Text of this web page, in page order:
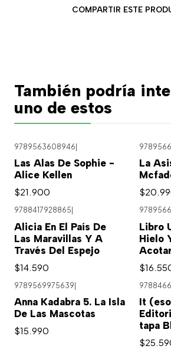
COMPARTIR ESTE
También podría
uno de estos
9789563608946
Las Alas De Sophie -
Alice Kellen
$21.900
La
9788417928865
Alicia En El País De
Las Maravillas Y A
Través Del Espejo
$14.590
Libro
Hielo
9789569975639
Anna Kadabra 5. La Isla
De Las Mascotas
$15.990
It
tapa